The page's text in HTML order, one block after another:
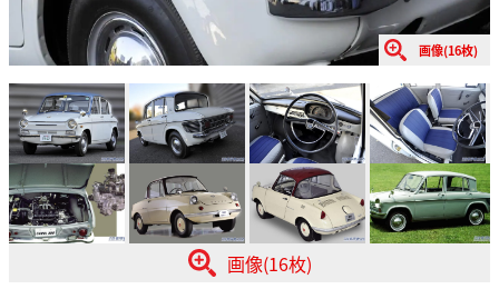
画像(16枚)
画像(16枚)